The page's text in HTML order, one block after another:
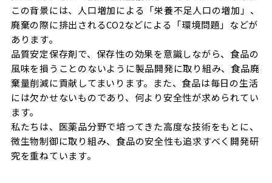
この背景には、人口増加による「栄養不足人口の増加」、
廃棄の際に排出されるCO2などによる「環境問題」などが
あります。
品質安定保存剤で、保存性の効果を意識しながら、食品の
風味を損うことのないように製品開発に取り組み、食品廃
棄量削減に貢献してまいります。また、食品は毎日の生活
には欠かせないものであり、何より安全性が求められてい
ます。
私たちは、医薬品分野で培ってきた高度な技術をもとに、
微生物制御に取り組み、食品の安全性も追求すべく開発研
究を重ねています。